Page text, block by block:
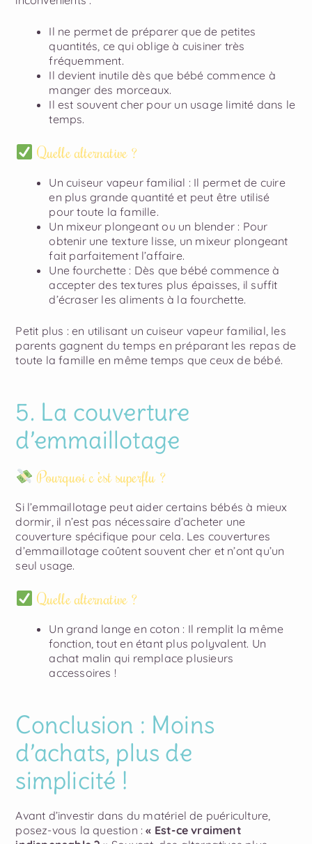
Il ne permet de préparer que de petites
quantités, ce qui oblige à cuisiner très
fréquemment.
Il devient inutile dès que bébé commence à
manger des morceaux.
Il est souvent cher pour un usage limité dans le
temps.
Quelle alternative ?
Un cuiseur vapeur familial : Il permet de cuire
en plus grande quantité et peut être utilisé
pour toute la famille.
Un mixeur plongeant ou un blender : Pour
obtenir une texture lisse, un mixeur plongeant
fait parfaitement l’affaire.
Une fourchette : Dès que bébé commence à
accepter des textures plus épaisses, il suffit
d’écraser les aliments à la fourchette.
Petit plus : en utilisant un cuiseur vapeur familial, les
parents gagnent du temps en préparant les repas de
toute la famille en même temps que ceux de bébé.
5. La couverture
d’emmaillotage
Pourquoi c ’est superflu ?
Si l’emmaillotage peut aider certains bébés à mieux
dormir, il n’est pas nécessaire d’acheter une
couverture spécifique pour cela. Les couvertures
d’emmaillotage coûtent souvent cher et n’ont qu’un
seul usage.
Quelle alternative ?
Un grand lange en coton : Il remplit la même
fonction, tout en étant plus polyvalent. Un
achat malin qui remplace plusieurs
accessoires !
Conclusion : Moins
d’achats, plus de
simplicité !
Avant d’investir dans du matériel de puériculture,
posez-vous la question :« Est-ce vraiment